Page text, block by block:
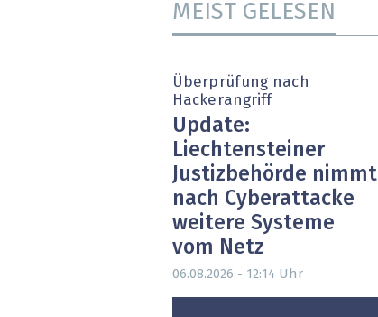
MEIST GELESEN
Überprüfung nach
Hackerangriff
Update:
Liechtensteiner
Justizbehörde nimmt
nach Cyberattacke
weitere Systeme
vom Netz
06.08.2026 - 12:14 Uhr